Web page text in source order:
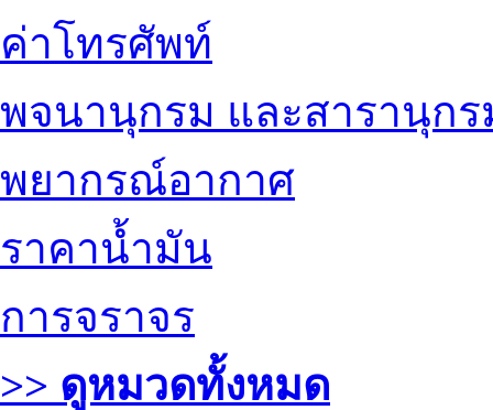
ค่าโทรศัพท์
พจนานุกรม และสารานุกร
พยากรณ์อากาศ
ราคาน้ำมัน
การจราจร
>> ดูหมวดทั้งหมด